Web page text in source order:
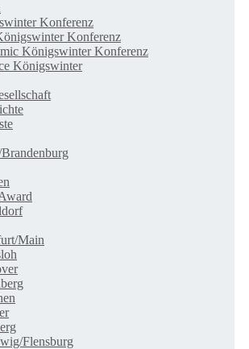
Konferenz
Konferenz
Königswinter Konferenz
Königswinter
Main
Flensburg